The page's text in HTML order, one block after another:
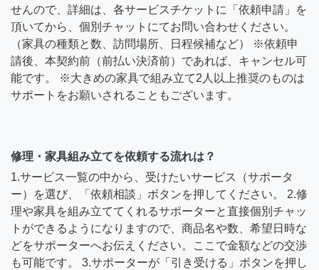
せんので、詳細は、各サービスチケットに「依頼申請」を
頂いてから、個別チャットにてお問い合わせください。
（家具の種類と数、訪問場所、日程候補など） ※依頼申
請後、本契約前（前払い決済前）であれば、キャンセル可
能です。 ※大きめの家具で組み立て2人以上推奨のものは
サポートをお願いされることもございます。
修理・家具組み立てを依頼する流れは？
1.サービス一覧の中から、受けたいサービス（サポータ
ー）を選び、「依頼相談」ボタンを押してください。 2.修
理や家具を組み立ててくれるサポーターと直接個別チャッ
トができるようになりますので、商品名や数、希望日時な
どをサポーターへお伝えください。ここで金額などの交渉
も可能です。 3.サポーターが「引き受ける」ボタンを押し